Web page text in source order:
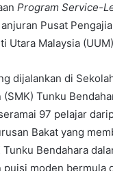
Program Service-
Pusat
Utara Malaysia
dijalankan di
(SMK) Tunku
97 pelajar
Bakat yang
Tunku Bendahara
puisi moden bermula